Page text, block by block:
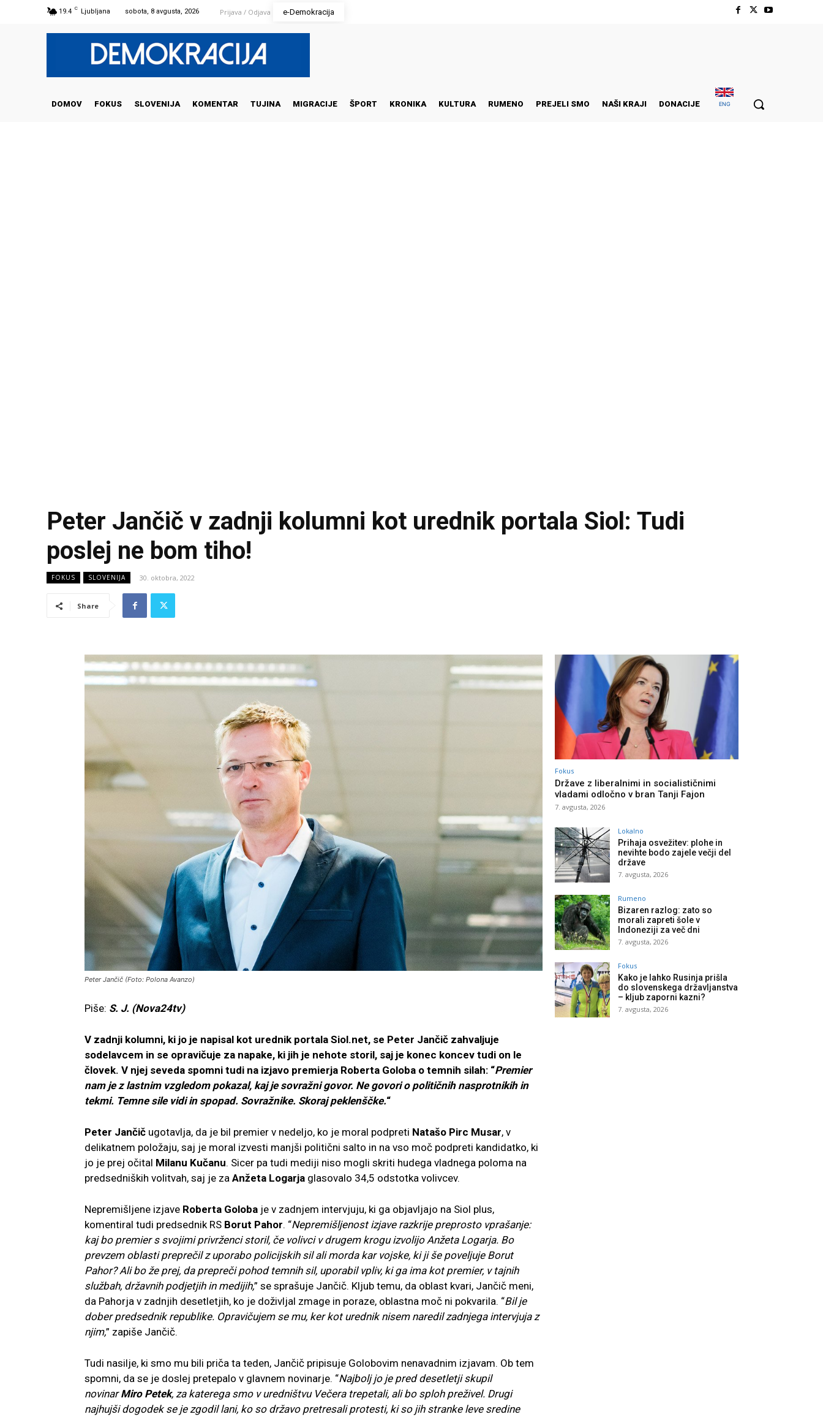
19.4 C Ljubljana sobota, 8 avgusta, 2026 Prijava / Odjava e-Demokracija
DOMOV FOKUS SLOVENIJA KOMENTAR TUJINA MIGRACIJE ŠPORT KRONIKA KULTURA RUMENO PREJELI SMO NAŠI KRAJI DONACIJE ENG
Peter Jančič v zadnji kolumni kot urednik portala Siol: Tudi
poslej ne bom tiho!
FOKUS SLOVENIJA 30. oktobra, 2022
Share
Peter Jančič (Foto: Polona Avanzo)
Piše: S. J. (Nova24tv)
V zadnji kolumni, ki jo je napisal kot urednik portala Siol.net, se Peter Jančič zahvaljuje
sodelavcem in se opravičuje za napake, ki jih je nehote storil, saj je konec koncev tudi on le
človek. V njej seveda spomni tudi na izjavo premierja Roberta Goloba o temnih silah: “Premier
nam je z lastnim vzgledom pokazal, kaj je sovražni govor. Ne govori o političnih nasprotnikih in
tekmi. Temne sile vidi in spopad. Sovražnike. Skoraj peklenščke.“
Peter Jančič ugotavlja, da je bil premier v nedeljo, ko je moral podpreti Natašo Pirc Musar, v
delikatnem položaju, saj je moral izvesti manjši politični salto in na vso moč podpreti kandidatko, ki
jo je prej očital Milanu Kučanu. Sicer pa tudi mediji niso mogli skriti hudega vladnega poloma na
predsedniških volitvah, saj je za Anžeta Logarja glasovalo 34,5 odstotka volivcev.
Nepremišljene izjave Roberta Goloba je v zadnjem intervjuju, ki ga objavljajo na Siol plus,
komentiral tudi predsednik RS Borut Pahor. “Nepremišljenost izjave razkrije preprosto vprašanje:
kaj bo premier s svojimi privrženci storil, če volivci v drugem krogu izvolijo Anžeta Logarja. Bo
prevzem oblasti preprečil z uporabo policijskih sil ali morda kar vojske, ki ji še poveljuje Borut
Pahor? Ali bo že prej, da prepreči pohod temnih sil, uporabil vpliv, ki ga ima kot premier, v tajnih
službah, državnih podjetjih in medijih,” se sprašuje Jančič. Kljub temu, da oblast kvari, Jančič meni,
da Pahorja v zadnjih desetletjih, ko je doživljal zmage in poraze, oblastna moč ni pokvarila. “Bil je
dober predsednik republike. Opravičujem se mu, ker kot urednik nisem naredil zadnjega intervjuja z
njim,” zapiše Jančič.
Tudi nasilje, ki smo mu bili priča ta teden, Jančič pripisuje Golobovim nenavadnim izjavam. Ob tem
spomni, da se je doslej pretepalo v glavnem novinarje. “Najbolj jo je pred desetletji skupil
novinarMiro Petek, za katerega smo v uredništvu Večera trepetali, ali bo sploh preživel. Drugi
najhujši dogodek se je zgodil lani, ko so državo pretresali protesti, ki so jih stranke leve sredine
Fokus
Države z liberalnimi in socialističnimi
vladami odločno v bran Tanji Fajon
7. avgusta, 2026
Lokalno
Prihaja osvežitev: plohe in
nevihte bodo zajele večji del
države
7. avgusta, 2026
Rumeno
Bizaren razlog: zato so
morali zapreti šole v
Indoneziji za več dni
7. avgusta, 2026
Fokus
Kako je lahko Rusinja prišla
do slovenskega državljanstva
– kljub zaporni kazni?
7. avgusta, 2026